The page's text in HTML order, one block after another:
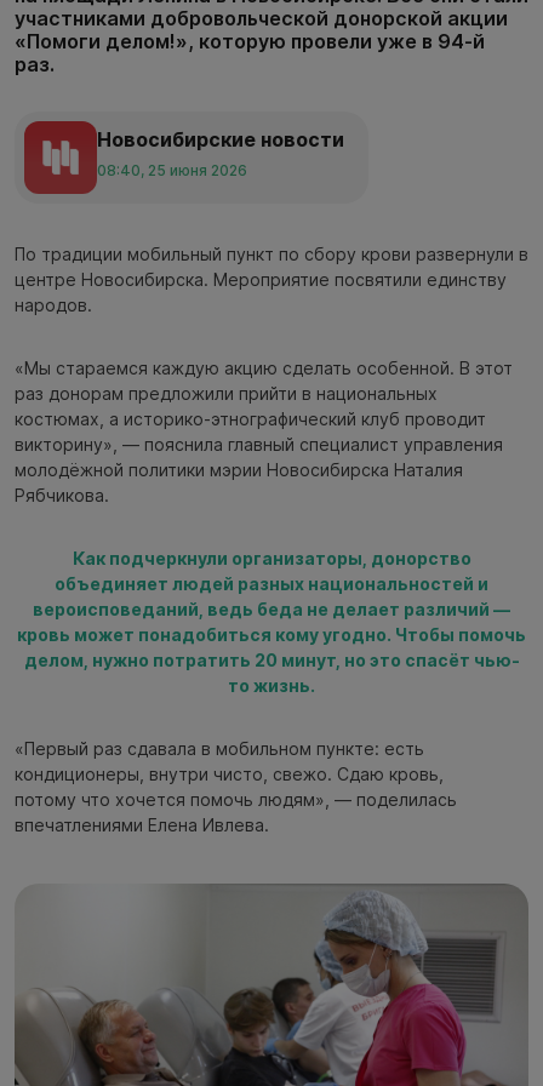
участниками добровольческой донорской акции
«Помоги делом!», которую провели уже в 94-й
раз.
Новосибирские новости
08:40, 25 июня 2026
По традиции мобильный пункт по сбору крови развернули в
центре Новосибирска. Мероприятие посвятили единству
народов.
«Мы стараемся каждую акцию сделать особенной. В этот
раз донорам предложили прийти в национальных
костюмах, а историко-этнографический клуб проводит
викторину», — пояснила главный специалист управления
молодёжной политики мэрии Новосибирска Наталия
Рябчикова.
Как подчеркнули организаторы, донорство
объединяет людей разных национальностей и
вероисповеданий, ведь беда не делает различий —
кровь может понадобиться кому угодно. Чтобы помочь
делом, нужно потратить 20 минут, но это спасёт чью-
то жизнь.
«Первый раз сдавала в мобильном пункте: есть
кондиционеры, внутри чисто, свежо. Сдаю кровь,
потому что хочется помочь людям», — поделилась
впечатлениями Елена Ивлева.